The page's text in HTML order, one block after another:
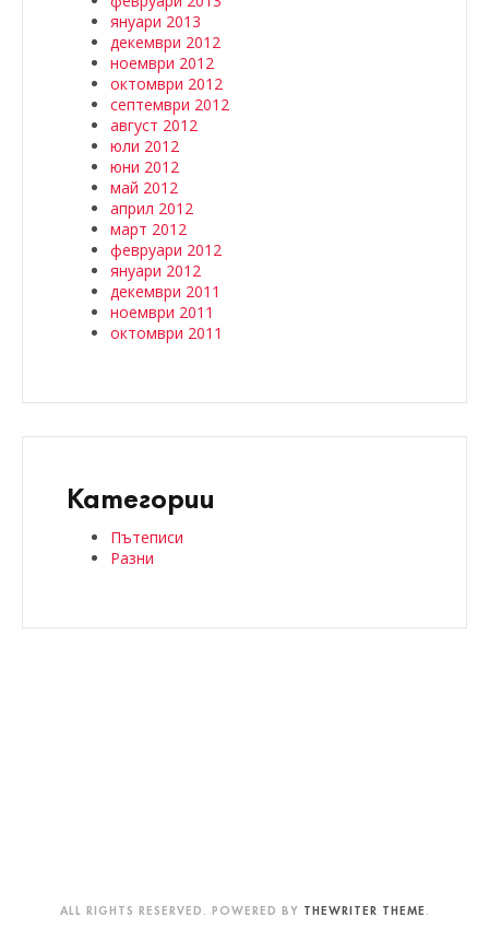
януари 2013
декември 2012
ноември 2012
октомври 2012
септември 2012
август 2012
юли 2012
юни 2012
май 2012
април 2012
март 2012
февруари 2012
януари 2012
декември 2011
ноември 2011
октомври 2011
Категории
Пътеписи
Разни
ALL RIGHTS RESERVED. POWERED BY THEWRITER THEME.